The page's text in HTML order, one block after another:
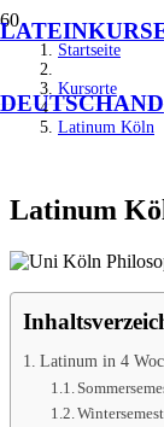
DEUTSCHAND
Startseite
Kursorte
Latinum Köln
Latinum
Latinum in 4